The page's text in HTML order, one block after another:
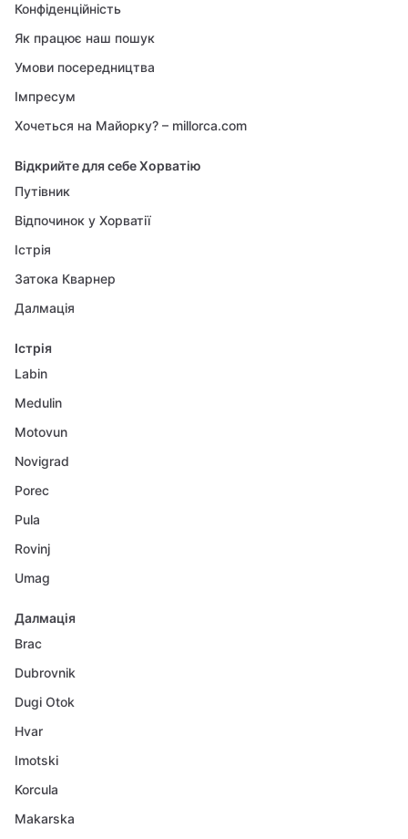
Конфіденційність
Як працює наш пошук
Умови посередництва
Імпресум
Хочеться на Майорку? – millorca.com
Відкрийте для себе Хорватію
Путівник
Відпочинок у Хорватії
Істрія
Затока Кварнер
Далмація
Істрія
Labin
Medulin
Motovun
Novigrad
Porec
Pula
Rovinj
Umag
Далмація
Brac
Dubrovnik
Dugi Otok
Hvar
Imotski
Korcula
Makarska